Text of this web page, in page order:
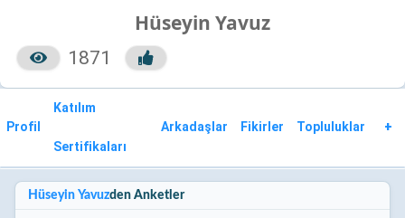
Hüseyin Yavuz
1871
Profil
Katılım
Sertifikaları
Arkadaşlar Fikirler Topluluklar +
Hüseyin Yavuzden Anketler